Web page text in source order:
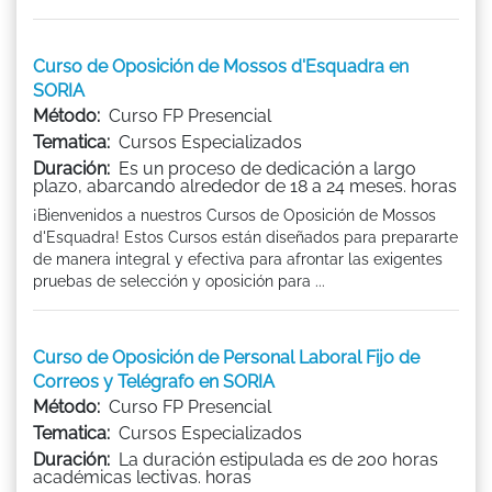
Curso de Oposición de Mossos d'Esquadra en
SORIA
Método: Curso FP Presencial
Tematica: Cursos Especializados
Duración: Es un proceso de dedicación a largo
plazo, abarcando alrededor de 18 a 24 meses. horas
¡Bienvenidos a nuestros Cursos de Oposición de Mossos
d'Esquadra! Estos Cursos están diseñados para prepararte
de manera integral y efectiva para afrontar las exigentes
pruebas de selección y oposición para ...
Curso de Oposición de Personal Laboral Fijo de
Correos y Telégrafo en SORIA
Método: Curso FP Presencial
Tematica: Cursos Especializados
Duración: La duración estipulada es de 200 horas
académicas lectivas. horas